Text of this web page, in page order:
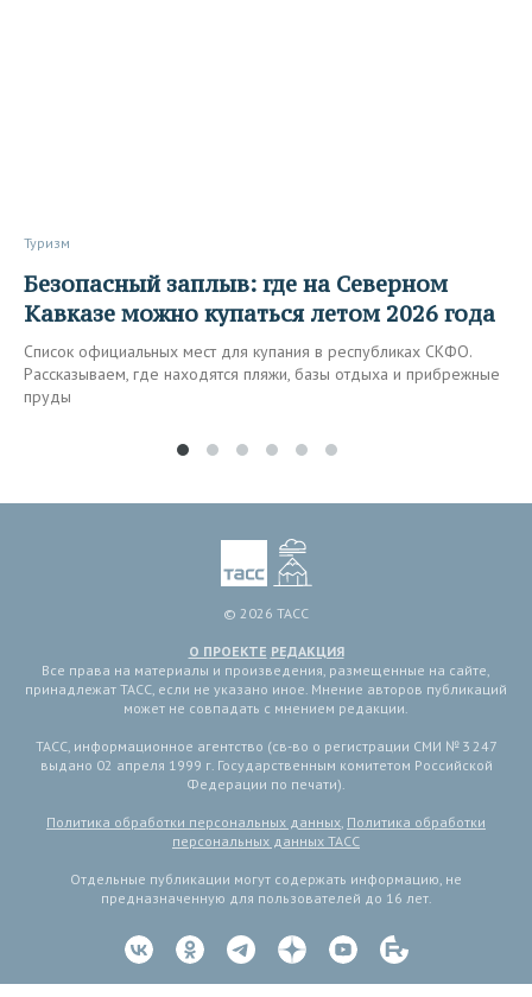
Туризм
Безопасный заплыв: где на Северном
Кавказе можно купаться летом 2026 года
Список официальных мест для купания в республиках СКФО.
Рассказываем, где находятся пляжи, базы отдыха и прибрежные
пруды
© 2026 ТАСС
О ПРОЕКТЕ РЕДАКЦИЯ
Все права на материалы и произведения, размещенные на сайте,
принадлежат ТАСС, если не указано иное. Мнение авторов публикаций
может не совпадать с мнением редакции.
ТАСС, информационное агентство (св-во о регистрации СМИ № 3 247
выдано 02 апреля 1999 г. Государственным комитетом Российской
Федерации по печати).
Политика обработки персональных данных Политика обработки
персональных данных ТАСС
Отдельные публикации могут содержать информацию, не
предназначенную для пользователей до 16 лет.